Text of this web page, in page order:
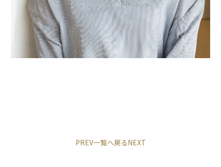
PREV一覧へ戻るNEXT